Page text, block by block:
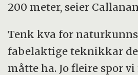
200 meter, seier
Tenk kva for
fabelaktige teknikkar
måtte ha. Jo fleire spor